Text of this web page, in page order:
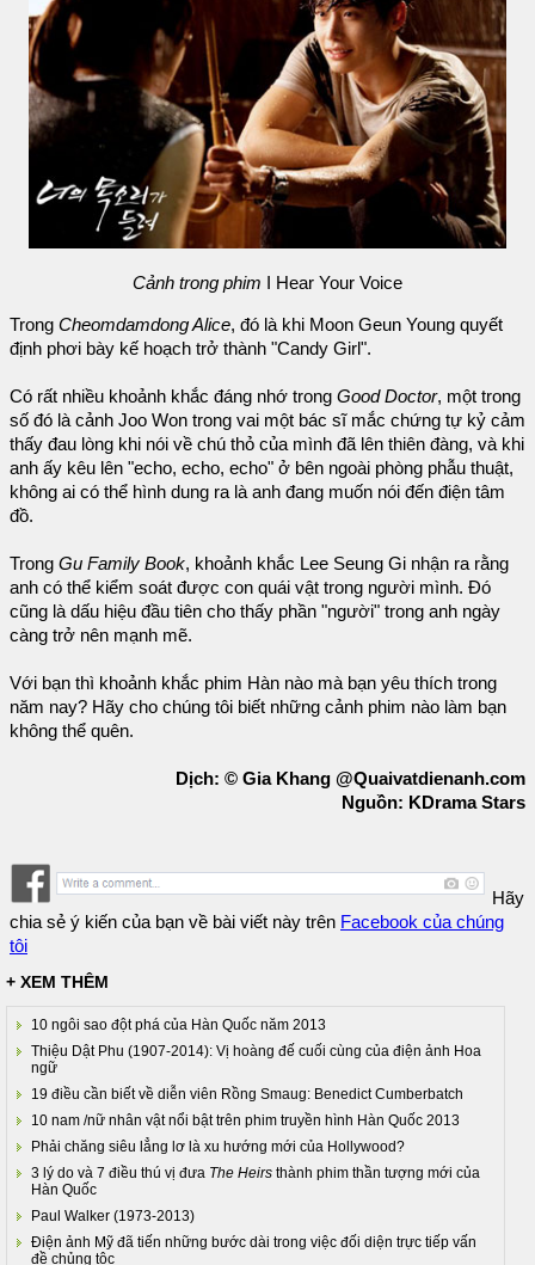
Cảnh trong phim I Hear Your Voice
Trong Cheomdamdong Alice, đó là khi Moon Geun Young quyết
định phơi bày kế hoạch trở thành "Candy Girl".
Có rất nhiều khoảnh khắc đáng nhớ trong Good Doctor, một trong
số đó là cảnh Joo Won trong vai một bác sĩ mắc chứng tự kỷ cảm
thấy đau lòng khi nói về chú thỏ của mình đã lên thiên đàng, và khi
anh ấy kêu lên "echo, echo, echo" ở bên ngoài phòng phẫu thuật,
không ai có thể hình dung ra là anh đang muốn nói đến điện tâm
đồ.
Trong Gu Family Book, khoảnh khắc Lee Seung Gi nhận ra rằng
anh có thể kiểm soát được con quái vật trong người mình. Đó
cũng là dấu hiệu đầu tiên cho thấy phần "người" trong anh ngày
càng trở nên mạnh mẽ.
Với bạn thì khoảnh khắc phim Hàn nào mà bạn yêu thích trong
năm nay? Hãy cho chúng tôi biết những cảnh phim nào làm bạn
không thể quên.
Dịch: © Gia Khang @Quaivatdienanh.com
Nguồn: KDrama Stars
Hãy
chia sẻ ý kiến của bạn về bài viết này trên Facebook của chúng
tôi
+ XEM THÊM
10 ngôi sao đột phá của Hàn Quốc năm 2013
Thiệu Dật Phu (1907-2014): Vị hoàng đế cuối cùng của điện ảnh Hoa
ngữ
19 điều cần biết về diễn viên Rồng Smaug: Benedict Cumberbatch
10 nam /nữ nhân vật nổi bật trên phim truyền hình Hàn Quốc 2013
Phải chăng siêu lẳng lơ là xu hướng mới của Hollywood?
3 lý do và 7 điều thú vị đưa The Heirs thành phim thần tượng mới của
Hàn Quốc
Paul Walker (1973-2013)
Điện ảnh Mỹ đã tiến những bước dài trong việc đối diện trực tiếp vấn
đề chủng tộc